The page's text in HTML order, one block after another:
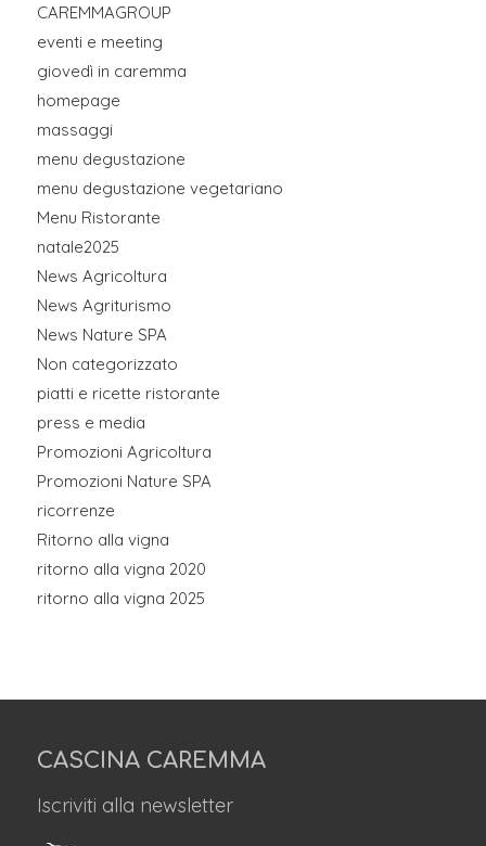
CAREMMAGROUP
eventi e meeting
giovedì in caremma
homepage
massaggi
menu degustazione
menu degustazione vegetariano
Menu Ristorante
natale2025
News Agricoltura
News Agriturismo
News Nature SPA
Non categorizzato
piatti e ricette ristorante
press e media
Promozioni Agricoltura
Promozioni Nature SPA
ricorrenze
Ritorno alla vigna
ritorno alla vigna 2020
ritorno alla vigna 2025
CASCINA CAREMMA
Iscriviti alla newsletter